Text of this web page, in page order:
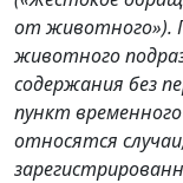
от животного»).
животного
содержания без
пункт
относятся